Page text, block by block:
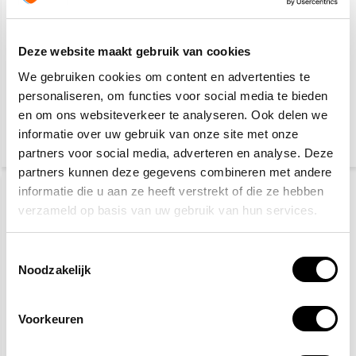
Deze website maakt gebruik van cookies
We gebruiken cookies om content en advertenties te
personaliseren, om functies voor social media te bieden
en om ons websiteverkeer te analyseren. Ook delen we
informatie over uw gebruik van onze site met onze
partners voor social media, adverteren en analyse. Deze
partners kunnen deze gegevens combineren met andere
informatie die u aan ze heeft verstrekt of die ze hebben
verzameld op basis van uw gebruik van hun services.
Noodzakelijk
Voorkeuren
Brandblusser pictogram
3,10
Burnshield
brandwondengel
8,20
Pictogram
Blusdeken hardcase